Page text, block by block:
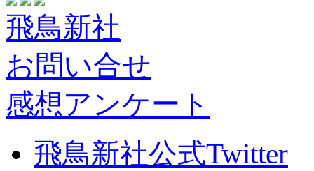
飛鳥新社
お問い合せ
感想アンケート
飛鳥新社公式Twitter